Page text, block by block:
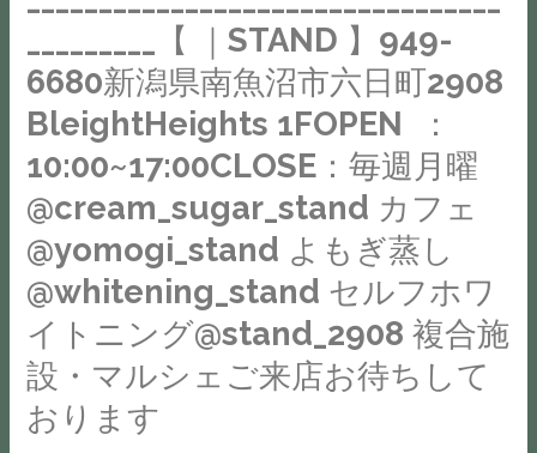
客
さ
ま
一
人
一
人
と
お
会
い
出
来
る
1FOPEN
：
10:00~17:00CLOSE：
毎
週
月
曜
@cream_sugar_stand
フ
ェ
@yomogi_stand
_________【 ｜STAND 】949-
6680新潟県南魚沼市六日町2908
BleightHeights 1FOPEN ：
10:00~17:00CLOSE：毎週月曜
@cream_sugar_stand カフェ
@yomogi_stand よもぎ蒸し
@whitening_stand セルフホワ
イトニング@stand_2908 複合施
設・マルシェご来店お待ちして
おります
セ
ッ
シ
ョ
内
容
に
よ
る
ご
来
店
の